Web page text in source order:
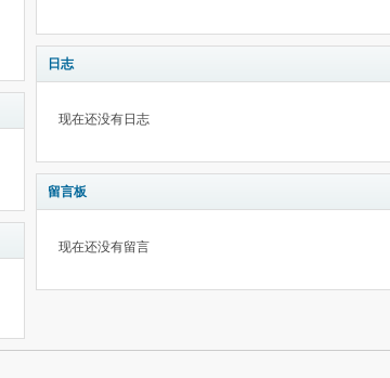
日志
现在还没有日志
留言板
现在还没有留言